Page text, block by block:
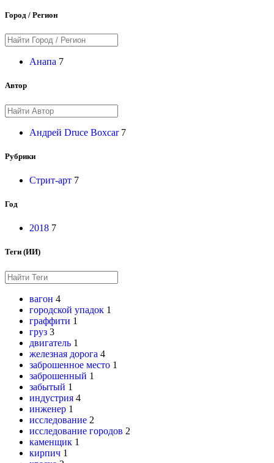
Город / Регион
Анапа 7
Автор
Андрей Druce Boxcar 7
Рубрики
Стрит-арт 7
Год
2018 7
Теги (ИИ)
вагон 4
городской упадок 1
граффити 1
груз 3
двигатель 1
железная дорога 4
заброшенное место 1
заброшенный 1
забытый 1
индустрия 4
инженер 1
исследование 2
исследование городов 2
каменщик 1
кирпич 1